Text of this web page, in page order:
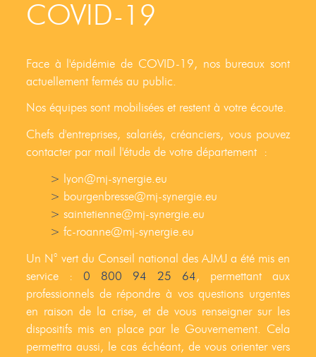
COVID-19
Face à l'épidémie de COVID-19, nos bureaux sont
actuellement fermés au public.
Nos équipes sont mobilisées et restent à votre écoute.
Chefs d'entreprises, salariés, créanciers, vous pouvez
contacter par mail l'étude de votre département :
lyon@mj-synergie.eu
bourgenbresse@mj-synergie.eu
saintetienne@mj-synergie.eu
fc-roanne@mj-synergie.eu
Un N° vert du Conseil national des AJMJ a été mis en
service : 0 800 94 25 64, permettant aux
professionnels de répondre à vos questions urgentes
en raison de la crise, et de vous renseigner sur les
dispositifs mis en place par le Gouvernement. Cela
permettra aussi, le cas échéant, de vous orienter vers